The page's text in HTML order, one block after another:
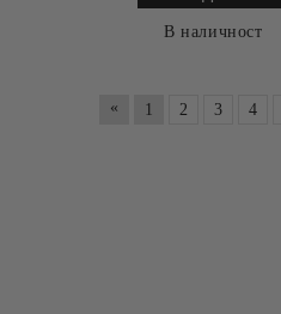
В наличност
« 1 2 3 4